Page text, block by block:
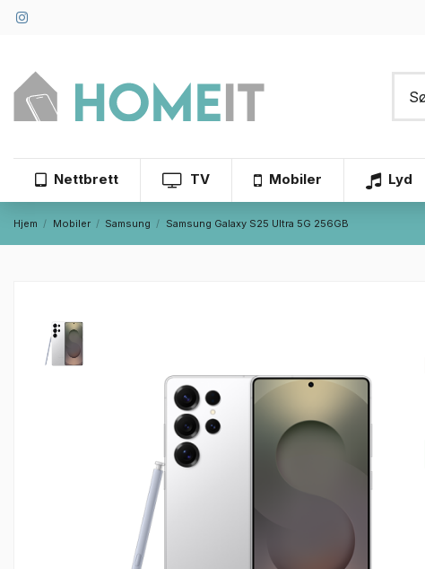
Nettbrett TV Mobiler Lyd
Hjem Mobiler Samsung Samsung Galaxy S25 Ultra 5G 256GB